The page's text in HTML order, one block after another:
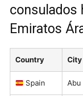
consulados
Emiratos
Country City
Spain Abu